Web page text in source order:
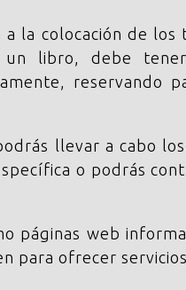
la colocación de
libro, debe
reservando
llevar a cabo
o podrás
páginas web
para ofrecer